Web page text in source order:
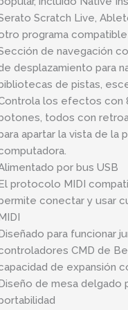
Scratch Live,
programa compatible
de navegación
desplazamiento para
de pistas,
los efectos con
todos con
apartar la vista de la
por bus USB
protocolo MIDI
conectar y usar
para funcionar
CMD de
de expansión
de mesa delgado